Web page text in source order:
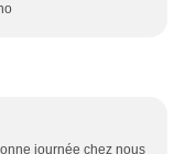
journée chez nous